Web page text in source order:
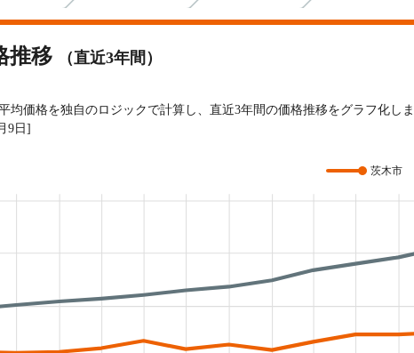
推移 （直近3年間）
均価格を独自のロジックで計算し、直近3年間の価格推移をグラフ化し
9日]
茨木市